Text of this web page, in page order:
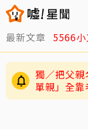
最新文章 5566
獨／把父
單親」全